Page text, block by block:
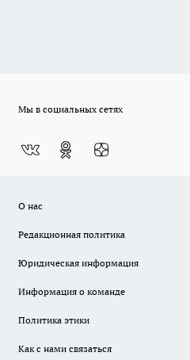
Мы в социальных сетях
О нас
Редакционная политика
Юридическая информация
Информация о команде
Политика этики
Как с нами связаться